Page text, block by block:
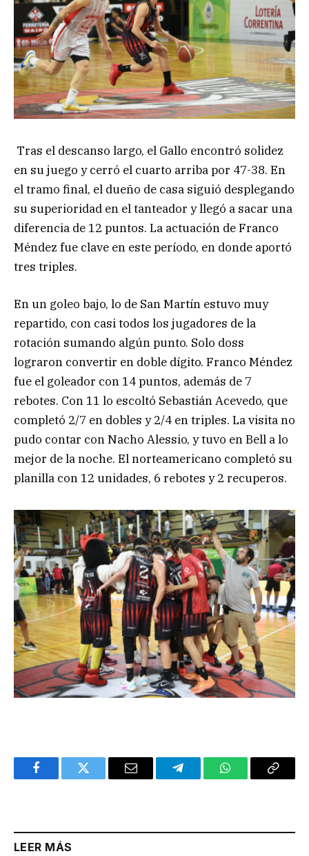
Tras el descanso largo, el Gallo encontró solidez
en su juego y cerró el cuarto arriba por 47-38. En
el tramo final, el dueño de casa siguió desplegando
su superioridad en el tanteador y llegó a sacar una
diferencia de 12 puntos. La actuación de Franco
Méndez fue clave en este período, en donde aportó
tres triples.
En un goleo bajo, lo de San Martín estuvo muy
repartido, con casi todos los jugadores de la
rotación sumando algún punto. Solo doss
lograron convertir en doble dígito. Franco Méndez
fue el goleador con 14 puntos, además de 7
rebotes. Con 11 lo escoltó Sebastián Acevedo, que
completó 2/7 en dobles y 2/4 en triples. La visita no
pudo contar con Nacho Alessio, y tuvo en Bell a lo
mejor de la noche. El norteamericano completó su
planilla con 12 unidades, 6 rebotes y 2 recuperos.
FacebookTwitter Email TelegramWhatsAppCopy
LEER MÁS